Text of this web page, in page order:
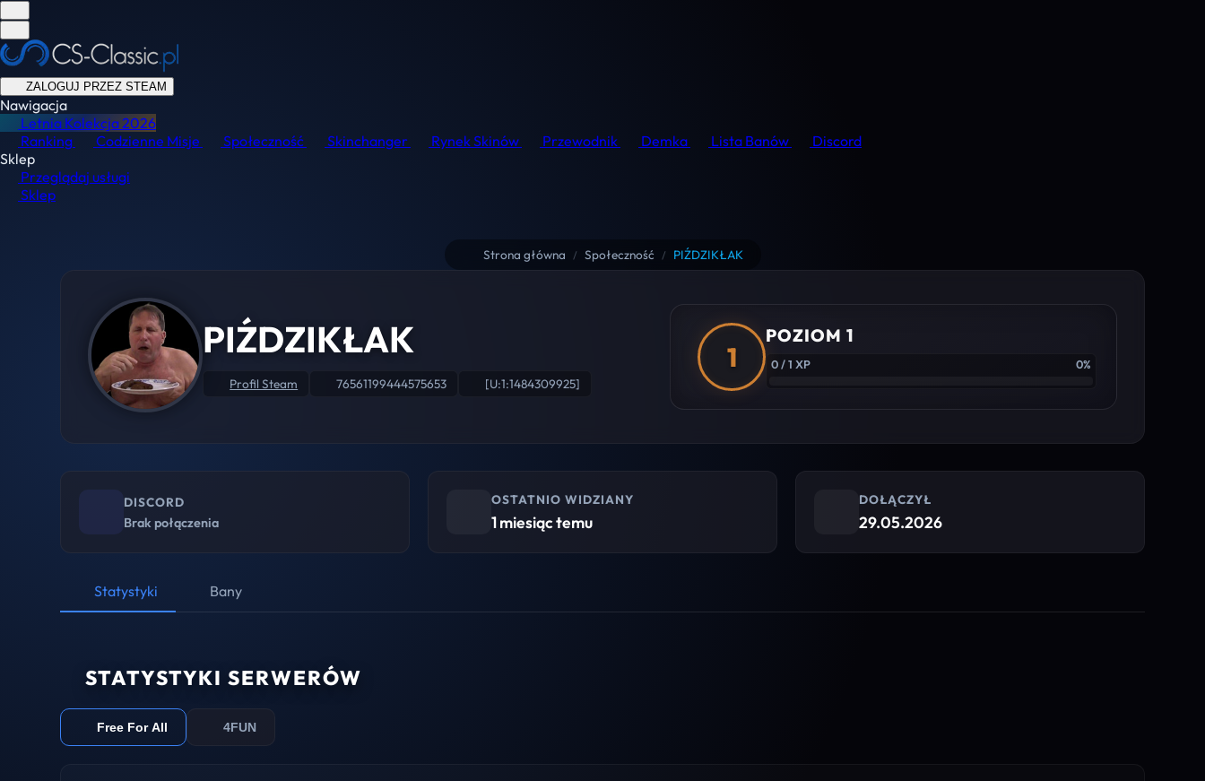
ZALOGUJ PRZEZ STEAM
Nawigacja
Letnia Kolekcja2026
Ranking
Codzienne Misje Społeczność Skinchanger Rynek Skinów Przewodnik Demka Lista Banów
Discord
Sklep
Przeglądaj usługi
Sklep
Strona główna / Społeczność / PIŹDZIKŁAK
PIŹDZIKŁAK
Profil Steam 76561199444575653 [U:1:1484309925]
1
POZIOM 1
0 / 1 XP 0%
DISCORD
Brak połączenia
OSTATNIO WIDZIANY
1 miesiąc temu
DOŁĄCZYŁ
29.05.2026
Statystyki Bany
STATYSTYKI SERWERÓW
Free For All 4FUN